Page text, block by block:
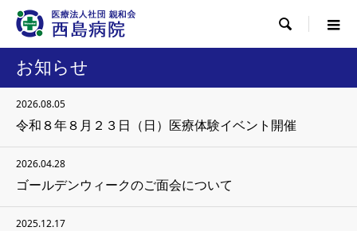

お知らせ
2026.08.05
令和８年８月２３日（日）医療体験イベント開催
2026.04.28
ゴールデンウィークのご面会について
2025.12.17